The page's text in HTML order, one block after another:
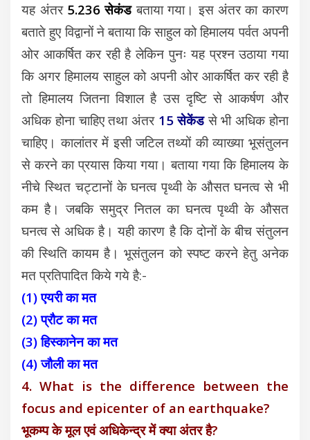
यह अंतर 5.236 सेकंडबताया गया। इस अंतर का कारण
बताते हुए विद्वानों ने बताया कि साहुल को हिमालय पर्वत अपनी
ओर आकर्षित कर रही है लेकिन पुनः यह प्रश्न उठाया गया
कि अगर हिमालय साहुल को अपनी ओर आकर्षित कर रही है
तो हिमालय जितना विशाल है उस दृष्टि से आकर्षण और
अधिक होना चाहिए तथा अंतर 15 सेकेंडसे भी अधिक होना
चाहिए। कालांतर में इसी जटिल तथ्यों की व्याख्या भूसंतुलन
से करने का प्रयास किया गया। बताया गया कि हिमालय के
नीचे स्थित चट्टानों के घनत्व पृथ्वी के औसत घनत्व से भी
कम है। जबकि समुद्र नितल का घनत्व पृथ्वी के औसत
घनत्व से अधिक है। यही कारण है कि दोनों के बीच संतुलन
की स्थिति कायम है। भूसंतुलन को स्पष्ट करने हेतु अनेक
मत प्रतिपादित किये गये है:-
(1) एयरी का मत
(2) प्रौट का मत
(3) हिस्कानेन का मत
(4) जौली का मत
4. What is the difference between the
focus and epicenter of an earthquake?
भूकम्प के मूल एवं अधिकेन्द्र में क्या अंतर है?